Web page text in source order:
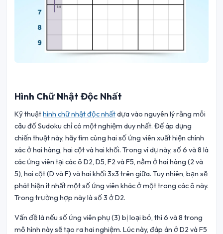
Hình Chữ Nhật Độc Nhất
Kỹ thuậthình chữ nhật độc nhấtdựa vào nguyên lý rằng mỗi
câu đố Sudoku chỉ có một nghiệm duy nhất. Để áp dụng
chiến thuật này, hãy tìm cùng hai số ứng viên xuất hiện chính
xác ở hai hàng, hai cột và hai khối. Trong ví dụ này, số 6 và 8 là
các ứng viên tại các ô D2, D5, F2 và F5, nằm ở hai hàng (2 và
5), hai cột (D và F) và hai khối 3x3 trên giữa. Tuy nhiên, bạn sẽ
phát hiện ít nhất một số ứng viên khác ở một trong các ô này.
Trong trường hợp này là số 3 ở D2.
Vấn đề là nếu số ứng viên phụ (3) bị loại bỏ, thì 6 và 8 trong
mô hình này sẽ tạo ra hai nghiệm. Lúc này, đáp án ở D2 và F5